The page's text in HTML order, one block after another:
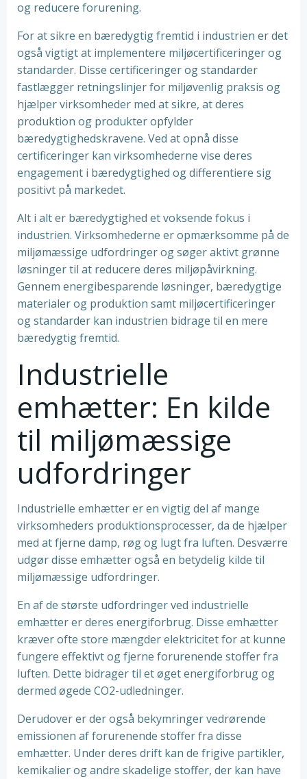
og reducere forurening.
For at sikre en bæredygtig fremtid i industrien er det
også vigtigt at implementere miljøcertificeringer og
standarder. Disse certificeringer og standarder
fastlægger retningslinjer for miljøvenlig praksis og
hjælper virksomheder med at sikre, at deres
produktion og produkter opfylder
bæredygtighedskravene. Ved at opnå disse
certificeringer kan virksomhederne vise deres
engagement i bæredygtighed og differentiere sig
positivt på markedet.
Alt i alt er bæredygtighed et voksende fokus i
industrien. Virksomhederne er opmærksomme på de
miljømæssige udfordringer og søger aktivt grønne
løsninger til at reducere deres miljøpåvirkning.
Gennem energibesparende løsninger, bæredygtige
materialer og produktion samt miljøcertificeringer
og standarder kan industrien bidrage til en mere
bæredygtig fremtid.
Industrielle
emhætter: En kilde
til miljømæssige
udfordringer
Industrielle emhætter er en vigtig del af mange
virksomheders produktionsprocesser, da de hjælper
med at fjerne damp, røg og lugt fra luften. Desværre
udgør disse emhætter også en betydelig kilde til
miljømæssige udfordringer.
En af de største udfordringer ved industrielle
emhætter er deres energiforbrug. Disse emhætter
kræver ofte store mængder elektricitet for at kunne
fungere effektivt og fjerne forurenende stoffer fra
luften. Dette bidrager til et øget energiforbrug og
dermed øgede CO2-udledninger.
Derudover er der også bekymringer vedrørende
emissionen af forurenende stoffer fra disse
emhætter. Under deres drift kan de frigive partikler,
kemikalier og andre skadelige stoffer, der kan have